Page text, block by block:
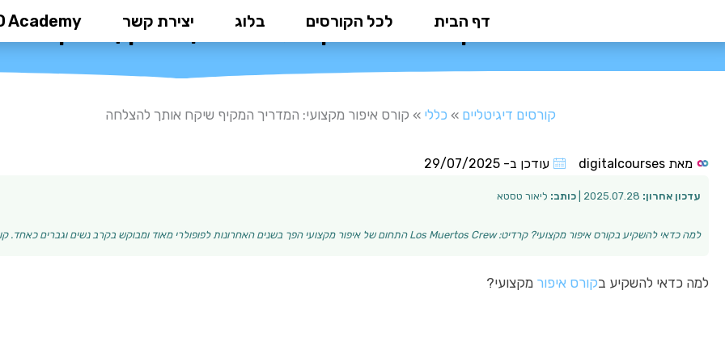
דף הבית לכל הקורסים בלוג יצירת קשר Academy
קורס איפור מקצועי: המדריך המקיף שיקח
קורסים דיגיטליים » כללי » קורס איפור מקצועי: המדריך המקיף שיקח אותך להצלחה
מאת עודכן ב- 29/07/2025
עדכון אחרון: כותב: ליאור טסטא
למה כדאי להשקיע בקורס איפור מקצועי? קרדיט: Los Muertos Crew התחום של איפור מקצועי הפך בשנים האחרונות לפופולרי מאוד ומבוקש בקרב נשים וגברים כאחד. קורס …
למה כדאי להשקיע בקורס איפור מקצועי?